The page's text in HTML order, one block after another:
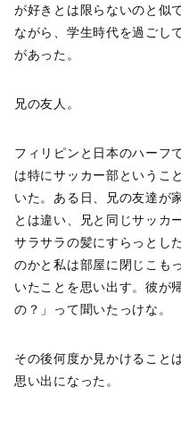
が好きとは限らないのと似
ながら、学生時代を過ごし
があった。
兄の友人。
フィリピンと日本のハーフ
は特にサッカー部というこ
いた。ある日、兄の友達が
とは違い、兄と同じサッカ
サラサラの髪にすらっとし
のかと私は部屋に閉じこも
いたことを思い出す。彼が
の？」って聞いたっけな。
その後何度か見かけること
思い出になった。